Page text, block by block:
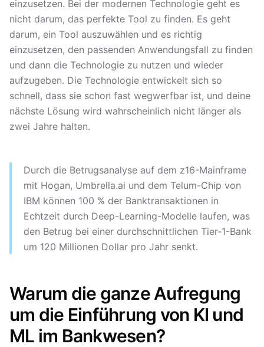
einzusetzen. Bei der modernen Technologie geht es
nicht darum, das perfekte Tool zu finden. Es geht
darum, ein Tool auszuwählen und es richtig
einzusetzen, den passenden Anwendungsfall zu finden
und dann die Technologie zu nutzen und wieder
aufzugeben. Die Technologie entwickelt sich so
schnell, dass sie schon fast wegwerfbar ist, und deine
nächste Lösung wird wahrscheinlich nicht länger als
zwei Jahre halten.
Durch die Betrugsanalyse auf dem z16-Mainframe
mit Hogan, Umbrella.ai und dem Telum-Chip von
IBM können 100 % der Banktransaktionen in
Echtzeit durch Deep-Learning-Modelle laufen, was
den Betrug bei einer durchschnittlichen Tier-1-Bank
um 120 Millionen Dollar pro Jahr senkt.
Warum die ganze Aufregung
um die Einführung von KI und
ML im Bankwesen?